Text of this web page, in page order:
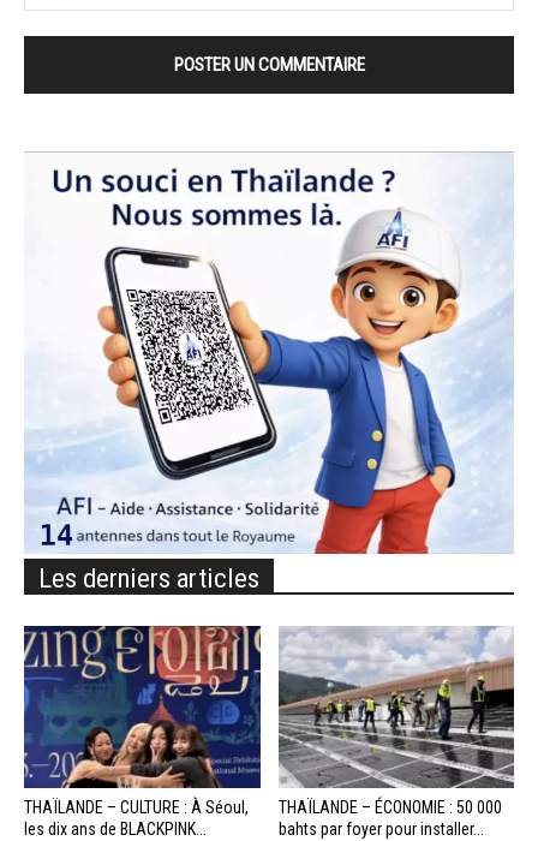
Les derniers articles
THAÏLANDE – CULTURE : À Séoul,
les dix ans de BLACKPINK...
THAÏLANDE – ÉCONOMIE : 50 000
bahts par foyer pour installer...